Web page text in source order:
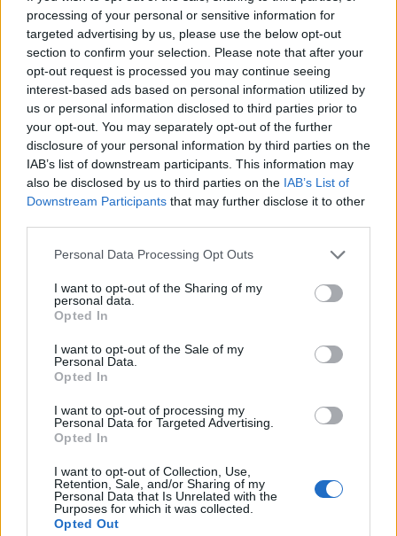
processing of your personal or sensitive information for
targeted advertising by us, please use the below opt-out
section to confirm your selection. Please note that after your
opt-out request is processed you may continue seeing
interest-based ads based on personal information utilized by
us or personal information disclosed to third parties prior to
your opt-out. You may separately opt-out of the further
disclosure of your personal information by third parties on the
IAB’s list of downstream participants. This information may
also be disclosed by us to third parties on the IAB’s List of
Downstream Participants that may further disclose it to other
Personal Data Processing Opt Outs
I want to opt-out of the Sharing of my
personal data.
Opted In
I want to opt-out of the Sale of my
Personal Data.
Opted In
I want to opt-out of processing my
Personal Data for Targeted Advertising.
Opted In
I want to opt-out of Collection, Use,
Retention, Sale, and/or Sharing of my
Personal Data that Is Unrelated with the
Purposes for which it was collected.
Opted Out
Белият дом спира проекти за
07.08.2026 / 18:00